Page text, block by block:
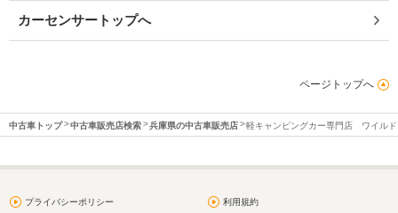
カーセンサートップへ
ページトップへ
中古車トップ 中古車販売店検索 兵庫県の中古車販売店 軽キャンピングカー専門店 ワイル
プライバシーポリシー 利用規約